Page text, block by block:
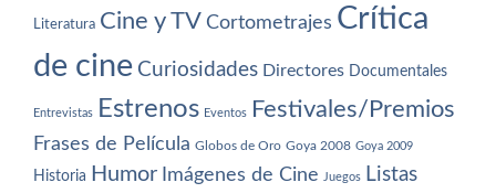
Literatura Cine y TV Cortometrajes Crítica
de cine Curiosidades Directores Documentales
Entrevistas Estrenos Eventos Festivales/Premios
Frases de Película Globos de Oro Goya 2008 Goya 2009
Historia Humor Imágenes de Cine Juegos Listas